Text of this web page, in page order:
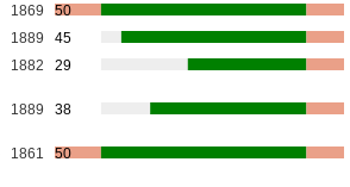
1869
50
1889
45
1882 29
1889 38
1861 50